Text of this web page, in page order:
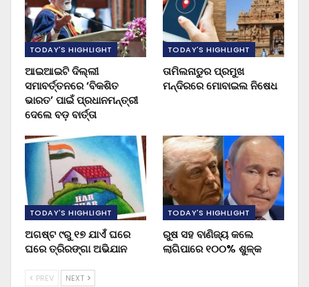
TODAY'S HIGHLIGHT
ଆଇଆଇଟି ଦିଲ୍ଲୀ
ସମାବର୍ତ୍ତନରେ ‘ବିକଶିତ
ଭାରତ’ ପାଇଁ ପ୍ରଧାନମନ୍ତ୍ରୀ
ଦେଲେ ବଡ଼ ବାର୍ତ୍ତା
TODAY'S HIGHLIGHT
ତାମିଲନାଡୁର ପ୍ରମୁଖ
ମନ୍ଦିରରେ ମୋବାଇଲ ନିଷେଧ
TODAY'S HIGHLIGHT
ଅଗଷ୍ଟ ୯ରୁ ୧୭ ଯାଏଁ ଘରେ
ଘରେ ତ୍ରିରଙ୍ଗା ଅଭିଯାନ
TODAY'S HIGHLIGHT
ରୁଷ ସହ ବାଣିଜ୍ୟ କଲେ
ଲାଗିପାରେ ୧୦୦% ଶୁଳ୍କ
PREV NEXT